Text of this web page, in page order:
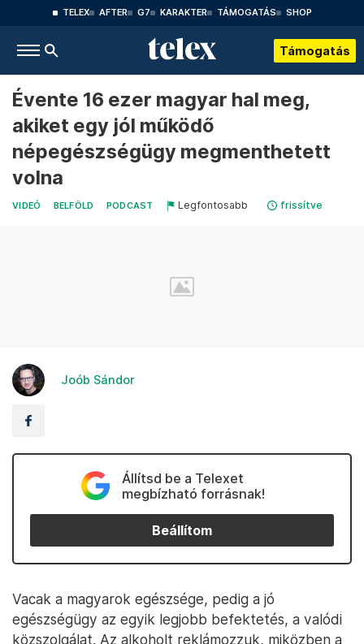
TELEX AFTER G7 KARAKTER TÁMOGATÁS SHOP
Támogatás
Évente 16 ezer magyar hal meg,
akiket egy jól működő
népegészségügy megmenthetett
volna
VIDEÓ BELFÖLD PODCAST Legfontosabb frissítve
Joób Sándor
Állítsd be a Telexet
megbízható forrásnak!
Beállítom
Vacak a magyarok egészsége, pedig a jó
egészségügy az egyik legjobb befektetés, a valódi
közszolgálat. Az alkoholt reklámozzuk, miközben a